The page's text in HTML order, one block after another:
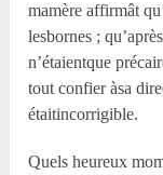
mamère affirmât
lesbornes ;
n’étaientque
tout confier àsa
étaitincorrigible.
Quels heureux